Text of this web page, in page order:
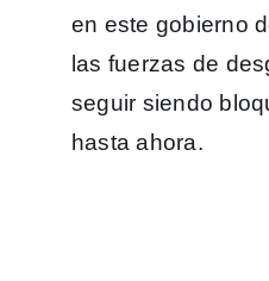
en este gobierno
las fuerzas de
seguir siendo
hasta ahora.